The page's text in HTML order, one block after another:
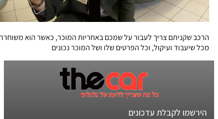
הרכב שקניתם צריך לעבור על שמכם באחריות המוכר, כאשר הוא משוחרר
מכל שיעבוד ועיקול, וכל הפרטים שלו ושל המוכר נכונים
הירשמו לקבלת עדכונים